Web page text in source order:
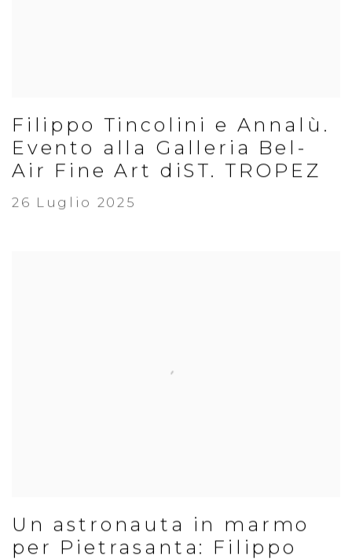
Filippo Tincolini e Annalù.
Evento alla Galleria Bel-
Air Fine Art diST. TROPEZ
26 Luglio 2025
Un astronauta in marmo
per Pietrasanta: Filippo